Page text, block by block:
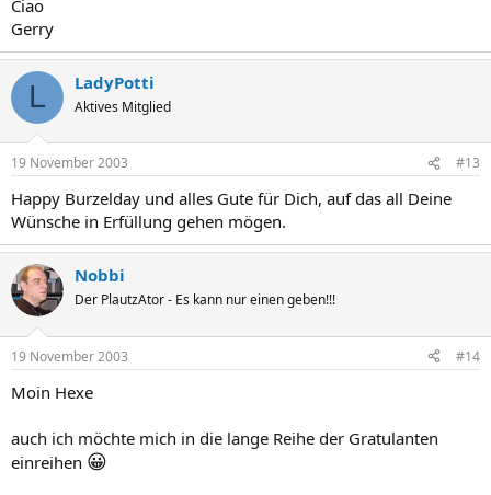
Ciao
Gerry
L LadyPotti
Aktives Mitglied
19 November 2003 #13
Happy Burzelday und alles Gute für Dich, auf das all Deine
Wünsche in Erfüllung gehen mögen.
Nobbi
Der PlautzAtor - Es kann nur einen geben!!!
19 November 2003 #14
Moin Hexe
auch ich möchte mich in die lange Reihe der Gratulanten
einreihen 😀